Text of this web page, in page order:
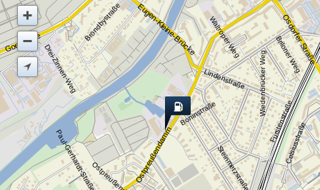
Osdorfer Straße
Eugen-Kleine-Brücke
Ostpreußendamm
Goerzallee Briloner Weg
Waltroper Weg
Bröndbystraße
Drei-Zinnen-Weg Wiedenbrücker Weg
Celsiusstraße
Steinmetzstraße
Boninstraße Fürstenstraße
Paul-Gerhardt-Straße
Lindenstraße